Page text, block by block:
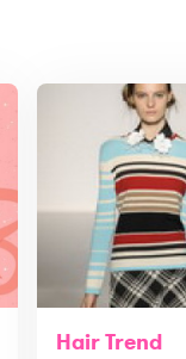
Hair Trend